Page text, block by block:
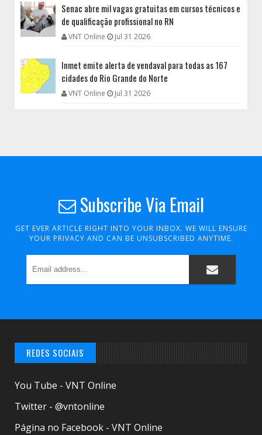
Senac abre mil vagas gratuitas em cursos técnicos e
de qualificação profissional no RN
VNT Online Jul 31 2026
Inmet emite alerta de vendaval para todas as 167
cidades do Rio Grande do Norte
VNT Online Jul 31 2026
Subscribe Via Email
GET EVER ARTICLE RIGHT INTO YOUR INBOX. WE WILL ENSURE
YOUR PRIVACY AND CAN BE UNSUBSCRIBED ANYTIME.
REDES SOCIAIS
You Tube - VNT Online
Twitter - @vntonline
Página no Facebook - VNT Online